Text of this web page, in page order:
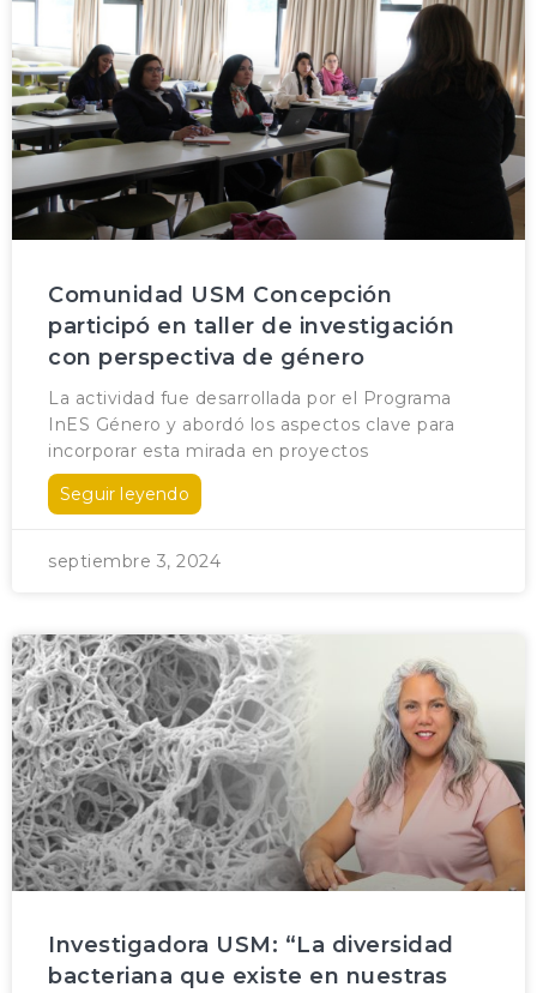
Comunidad USM Concepción
participó en taller de investigación
con perspectiva de género
La actividad fue desarrollada por el Programa
InES Género y abordó los aspectos clave para
incorporar esta mirada en proyectos
Seguir leyendo
septiembre 3, 2024
Investigadora USM: “La diversidad
bacteriana que existe en nuestras